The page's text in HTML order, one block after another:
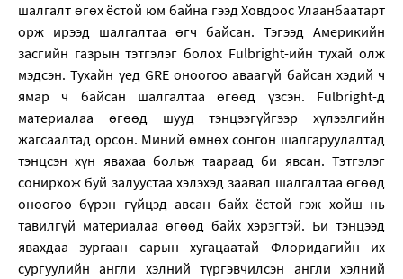
шалгалт өгөх ёстой юм байна гээд Ховдоос Улаанбаатарт
орж ирээд шалгалтаа өгч байсан. Тэгээд Америкийн
засгийн газрын тэтгэлэг болох Fulbright-ийн тухай олж
мэдсэн. Тухайн үед GRE оноогоо аваагүй байсан хэдий ч
ямар ч байсан шалгалтаа өгөөд үзсэн. Fulbright-д
материалаа өгөөд шууд тэнцээгүйгээр хүлээлгийн
жагсаалтад орсон. Миний өмнөх сонгон шалгаруулалтад
тэнцсэн хүн явахаа больж таараад би явсан. Тэтгэлэг
сонирхож буй залуустаа хэлэхэд заавал шалгалтаа өгөөд
оноогоо бүрэн гүйцэд авсан байх ёстой гэж хойш нь
тавилгүй материалаа өгөөд байх хэрэгтэй. Би тэнцээд
явахдаа зургаан сарын хугацаатай Флоридагийн их
сургуулийн англи хэлний түргэвчилсэн англи хэлний